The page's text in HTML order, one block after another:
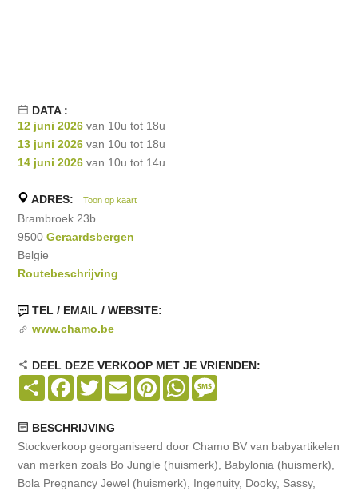
DATA :
12 juni 2026 van 10u tot 18u
13 juni 2026 van 10u tot 18u
14 juni 2026 van 10u tot 14u
ADRES: Toon op kaart
Brambroek 23b
9500Geraardsbergen
Belgie
Routebeschrijving
TEL / EMAIL / WEBSITE:
www.chamo.be
DEEL DEZE VERKOOP MET JE VRIENDEN:
Share Facebook
TwitterEmail PinterestWhatsApp
BESCHRIJVING
Stockverkoop georganiseerd door Chamo BV van babyartikelen
van merken zoals Bo Jungle (huismerk), Babylonia (huismerk),
Bola Pregnancy Jewel (huismerk), Ingenuity, Dooky, Sassy,